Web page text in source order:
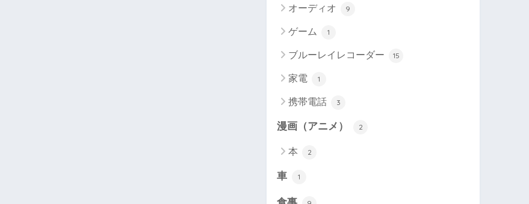
オーディオ 9
ゲーム 1
ブルーレイレコーダー 15
家電 1
携帯電話 3
漫画（アニメ） 2
本 2
車 1